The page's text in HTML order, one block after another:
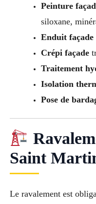
Peinture
siloxane,
Enduit façade
Crépi façade
Traitement
Isolation
Pose de
Saint
Le ravalement est